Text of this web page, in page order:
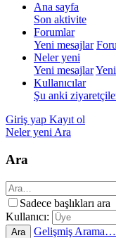
Ana sayfa
Son aktivite
Forumlar
Yeni mesajlar
Neler yeni
Yeni mesajlar
Kullanıcılar
Şu anki
Giriş yap Kayıt ol
Neler yeniAra
Ara
Sadece başlıkları ara
Kullanıcı:
Ara
Gelişmiş Arama…